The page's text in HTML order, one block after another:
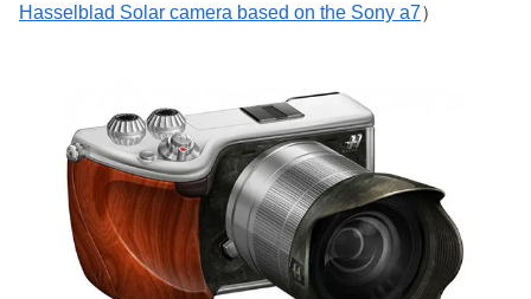
Hasselblad Solar camera based on the Sony a7）